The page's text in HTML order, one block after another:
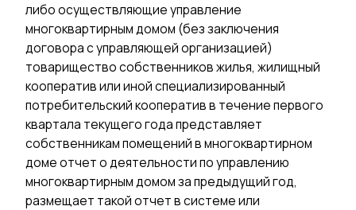
либо осуществляющие управление
многоквартирным домом (без заключения
договора с управляющей организацией)
товарищество собственников жилья, жилищный
кооператив или иной специализированный
потребительский кооператив в течение первого
квартала текущего года представляет
собственникам помещений в многоквартирном
доме отчет о деятельности по управлению
многоквартирным домом за предыдущий год,
размещает такой отчет в системе или